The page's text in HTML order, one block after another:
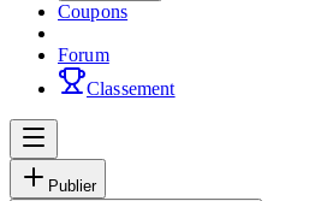
Coupons
Forum
Classement
Publier